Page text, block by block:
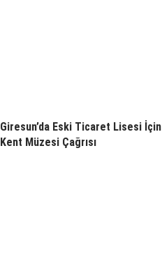
Giresun’da Eski Ticaret Lisesi İçin
Kent Müzesi Çağrısı